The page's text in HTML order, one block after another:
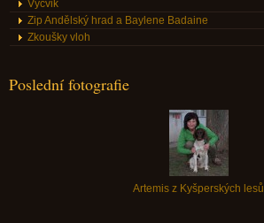
Výcvik
Zip Andělský hrad a Baylene Badaine
Zkoušky vloh
Poslední fotografie
Artemis z Kyšperských lesů